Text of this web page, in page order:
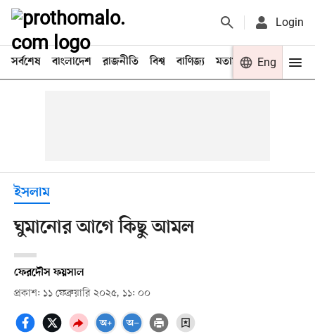
Login
সর্বশেষ বাংলাদেশ রাজনীতি বিশ্ব বাণিজ্য মতামত খেলা
Eng
ইসলাম
ঘুমানোর আগে কিছু আমল
ফেরদৌস ফয়সাল
প্রকাশ: ১১ ফেব্রুয়ারি ২০২৫, ১১: ০০